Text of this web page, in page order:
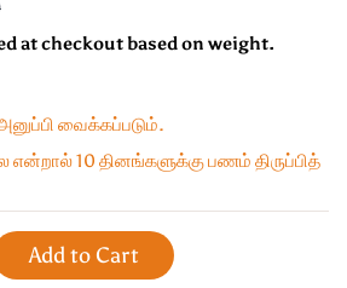
at checkout based on weight.
வைக்கப்படும்.
என்றால் 10 தினங்களுக்கு பணம் திருப்பித்
Add to Cart